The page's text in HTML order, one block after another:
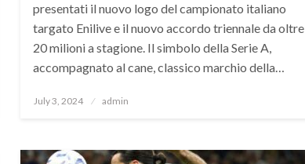
presentati il nuovo logo del campionato italiano
targato Enilive e il nuovo accordo triennale da oltre
20 milioni a stagione. Il simbolo della Serie A,
accompagnato al cane, classico marchio della…
Posted
July 3, 2024 admin